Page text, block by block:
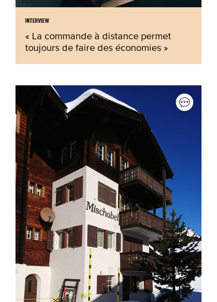
INTERVIEW
« La commande à distance permet
toujours de faire des économies »